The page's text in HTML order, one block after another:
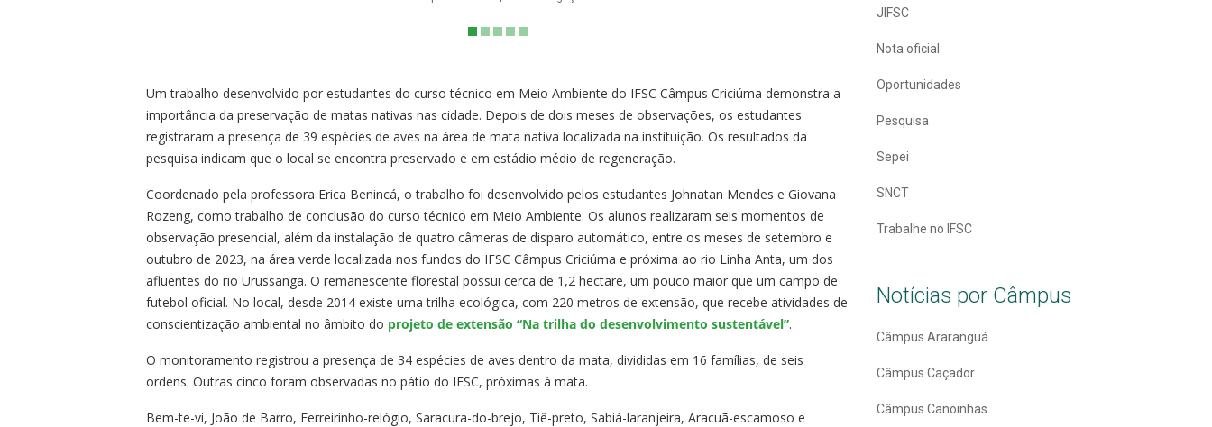
Um trabalho desenvolvido por estudantes do curso técnico em Meio Ambiente do IFSC Câmpus Criciúma demonstra a
importância da preservação de matas nativas nas cidade. Depois de dois meses de observações, os estudantes
registraram a presença de 39 espécies de aves na área de mata nativa localizada na instituição. Os resultados da
pesquisa indicam que o local se encontra preservado e em estádio médio de regeneração.
Coordenado pela professora Erica Benincá, o trabalho foi desenvolvido pelos estudantes Johnatan Mendes e Giovana
Rozeng, como trabalho de conclusão do curso técnico em Meio Ambiente. Os alunos realizaram seis momentos de
observação presencial, além da instalação de quatro câmeras de disparo automático, entre os meses de setembro e
outubro de 2023, na área verde localizada nos fundos do IFSC Câmpus Criciúma e próxima ao rio Linha Anta, um dos
afluentes do rio Urussanga. O remanescente florestal possui cerca de 1,2 hectare, um pouco maior que um campo de
futebol oficial. No local, desde 2014 existe uma trilha ecológica, com 220 metros de extensão, que recebe atividades de
conscientização ambiental no âmbito do projeto de extensão “Na trilha do desenvolvimento sustentável”.
O monitoramento registrou a presença de 34 espécies de aves dentro da mata, divididas em 16 famílias, de seis
ordens. Outras cinco foram observadas no pátio do IFSC, próximas à mata.
Bem-te-vi, João de Barro, Ferreirinho-relógio, Saracura-do-brejo, Tiê-preto, Sabiá-laranjeira, Aracuã-escamoso e
JIFSC
Nota oficial
Oportunidades
Pesquisa
Sepei
SNCT
Trabalhe no IFSC
Notícias por Câmpus
Câmpus Araranguá
Câmpus Caçador
Câmpus Canoinhas